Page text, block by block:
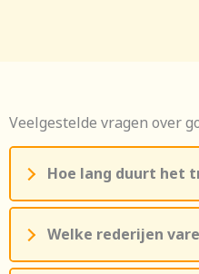
Veelgestelde vragen over
Hoe lang duurt het
Welke rederijen